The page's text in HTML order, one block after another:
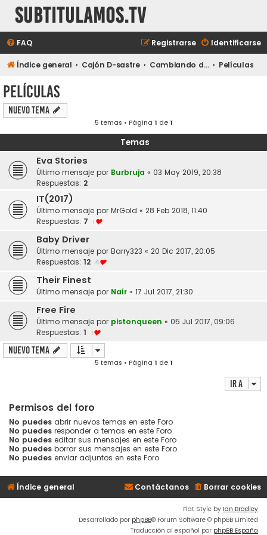
subtitulamos.tv
FAQ Identificarse
Registrarse
Índice general Cajón D-sastre Cambiando de tema... Películas
Películas
Nuevo Tema
5 temas • Página 1 de1
Temas
Eva Stories
Último mensaje por Burbruja « 03 May 2019, 20:38
Respuestas: 2
IT(2017)
Último mensaje por MrGold « 28 Feb 2018, 11:40
Respuestas: 7 1
Baby Driver
Último mensaje por Barry323 « 20 Dic 2017, 20:05
Respuestas: 12 4
Their Finest
Último mensaje por Naír « 17 Jul 2017, 21:30
Free Fire
Último mensaje por pistonqueen « 05 Jul 2017, 09:06
Respuestas: 1 1
Nuevo Tema
5 temas • Página 1 de1
Ir a
Permisos del foro
No puedes abrir nuevos temas en este Foro
No puedes responder a temas en este Foro
No puedes editar sus mensajes en este Foro
No puedes borrar sus mensajes en este Foro
No puedes enviar adjuntos en este Foro
Índice general Borrar cookies
Contáctanos
Flat Style by Ian Bradley
Desarrollado por phpBB® Forum Software © phpBB Limited
Traducción al español por phpBB España